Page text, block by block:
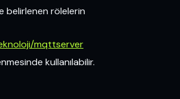
belirlenen rölelerin
mqttserver
kullanılabilir.